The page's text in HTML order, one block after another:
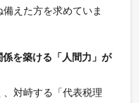
えた方を求めていま
を築ける「人間力」が
対峙する「代表税理